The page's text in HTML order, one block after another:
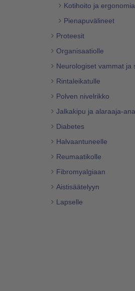
Kotihoito ja ergonomia
Pienapuvälineet
Proteesit
Organisaatiolle
Neurologiset vammat ja
Rintaleikatulle
Polven nivelrikko
Jalkakipu ja alaraaja-
Diabetes
Halvaantuneelle
Reumaatikolle
Fibromyalgiaan
Aistisäätelyyn
Lapselle